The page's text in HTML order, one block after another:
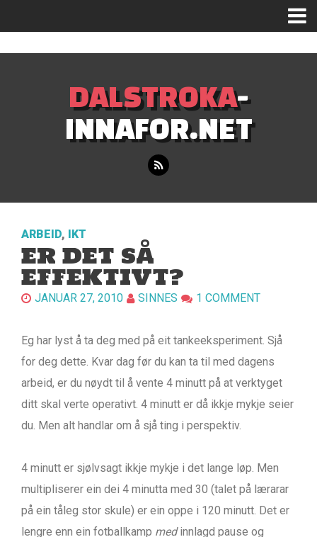
DALSTROKA-
INNAFOR.NET
ARBEID, IKT
ER DET SÅ
EFFEKTIVT?
JANUAR 27, 2010 SINNES 1 COMMENT
Eg har lyst å ta deg med på eit tankeeksperiment. Sjå
for deg dette. Kvar dag før du kan ta til med dagens
arbeid, er du nøydt til å vente 4 minutt på at verktyget
ditt skal verte operativt. 4 minutt er då ikkje mykje seier
du. Men alt handlar om å sjå ting i perspektiv.
4 minutt er sjølvsagt ikkje mykje i det lange løp. Men
multipliserer ein dei 4 minutta med 30 (talet på lærarar
på ein tåleg stor skule) er ein oppe i 120 minutt. Det er
lengre enn ein fotballkamp medinnlagd pause og